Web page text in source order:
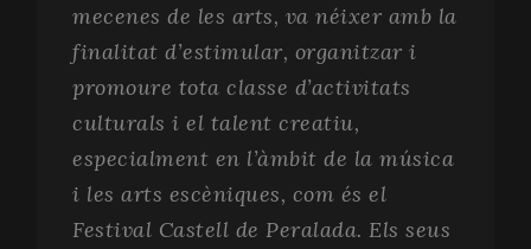
mecenes de les arts, va néixer amb la
finalitat d’estimular, organitzar i
promoure tota classe d’activitats
culturals i el talent creatiu,
especialment en l’àmbit de la música
i les arts escèniques, com és el
Festival Castell de Peralada. Els seus